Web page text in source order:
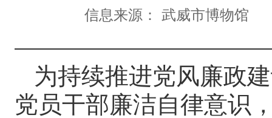
信息来源：武威市博物馆
为持续推进党风廉政
党员干部廉洁自律意识